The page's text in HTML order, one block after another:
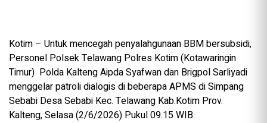
Kotim – Untuk mencegah penyalahgunaan BBM bersubsidi,
Personel Polsek Telawang Polres Kotim (Kotawaringin
Timur) Polda Kalteng Aipda Syafwan dan Brigpol Sarliyadi
menggelar patroli dialogis di beberapa APMS di Simpang
Sebabi Desa Sebabi Kec. Telawang Kab.Kotim Prov.
Kalteng, Selasa (2/6/2026) Pukul 09.15 WIB.